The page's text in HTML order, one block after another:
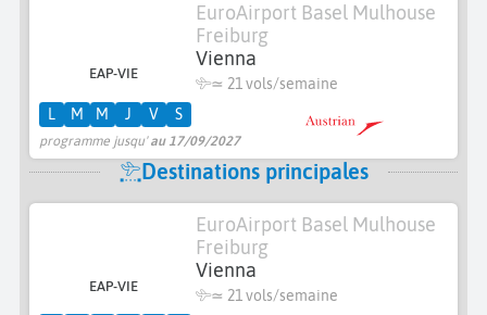
EAP-VIE
EuroAirport Basel Mulhouse
Freiburg
Vienna
≃ 21 vols/semaine
programme jusqu'au 17/09/2027
L M M J V S
Destinations principales
EAP-VIE
EuroAirport Basel Mulhouse
Freiburg
Vienna
≃ 21 vols/semaine